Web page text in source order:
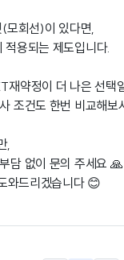
모회선)이 있다면,
용되는 제도입니다.
약정이 더 나은 선택
조건도 한번 비교해보
,
담 없이 문의 주세요 🙏
와드리겠습니다 😊